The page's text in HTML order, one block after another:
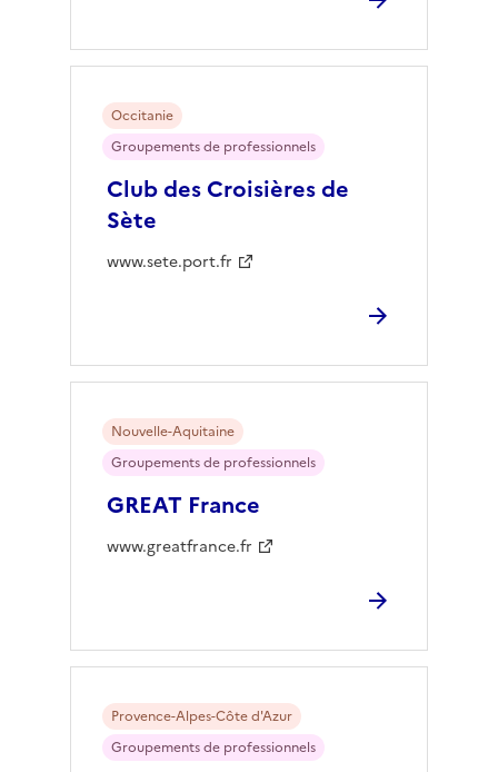
Occitanie
Groupements de professionnels
Club des Croisières de
Sète
www.sete.port.fr
Nouvelle-Aquitaine
Groupements de professionnels
GREAT France
www.greatfrance.fr
Provence-Alpes-Côte d'Azur
Groupements de professionnels